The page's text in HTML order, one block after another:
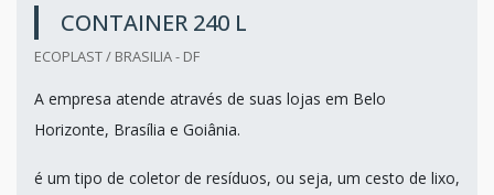
CONTAINER 240 L
ECOPLAST / BRASILIA - DF
A empresa atende através de suas lojas em Belo
Horizonte, Brasília e Goiânia.
é um tipo de coletor de resíduos, ou seja, um cesto de lixo,